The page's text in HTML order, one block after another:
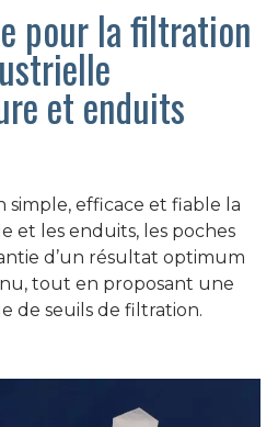
pour la filtration
et enduits
efficace et fiable la
et les enduits, les poches
d’un résultat optimum
tout en proposant une
de seuils de filtration.